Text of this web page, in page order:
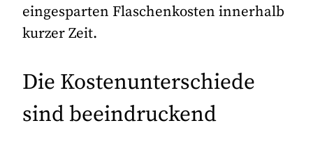
eingesparten Flaschenkosten innerhalb
kurzer Zeit.
Die Kostenunterschiede
sind beeindruckend